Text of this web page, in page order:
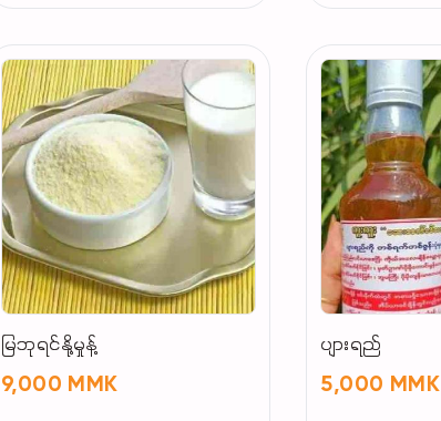
မြဘုရင်နို့မှုန့်
9,000 MMK
ပျားရည်
5,000 MMK